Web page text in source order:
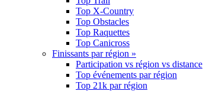
Top X-Country
Top Obstacles
Top Raquettes
Top Canicross
Finissants par région »
Participation vs région vs distance
Top événements par région
Top 21k par région